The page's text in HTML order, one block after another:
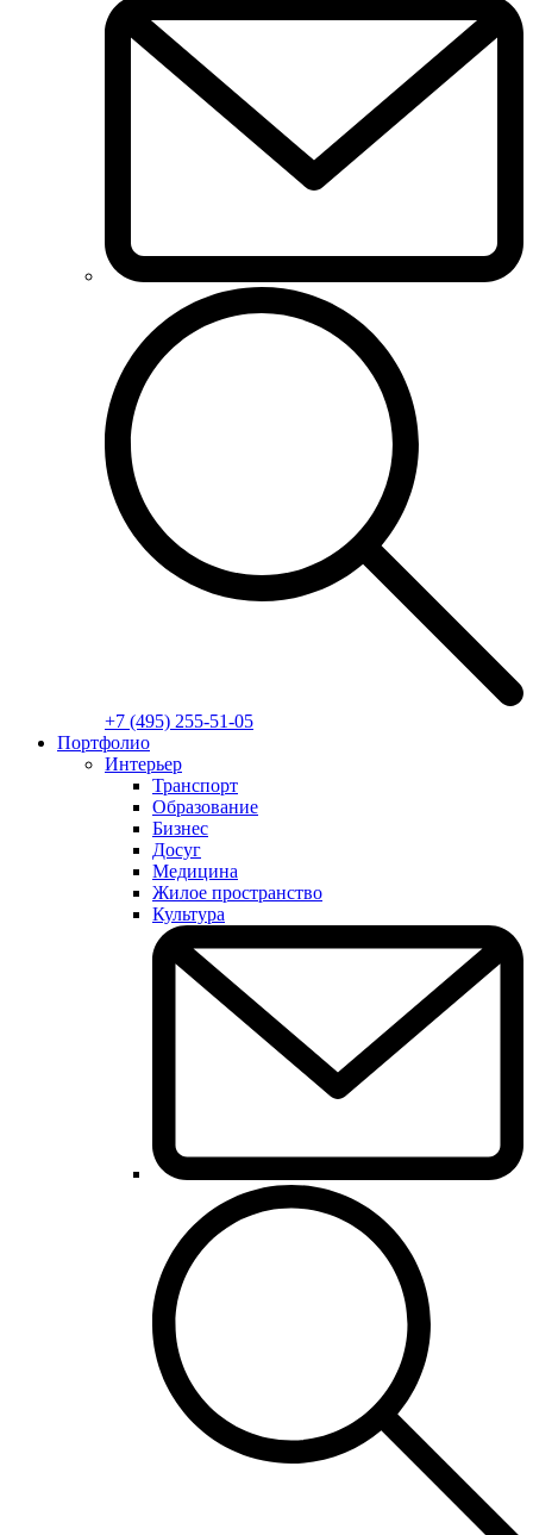
+7 (495) 255-51-05
Портфолио
Интерьер
Транспорт
Образование
Бизнес
Досуг
Медицина
Жилое пространство
Культура